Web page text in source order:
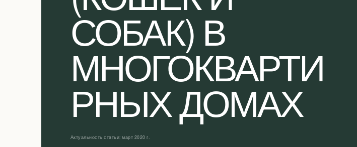
СОБАК) В
МНОГОКВАРТИ
РНЫХ ДОМАХ
Актуальность статьи: март 2020 г.